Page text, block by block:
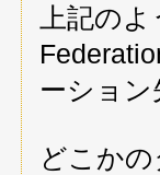
上記の
ーショ
どこか